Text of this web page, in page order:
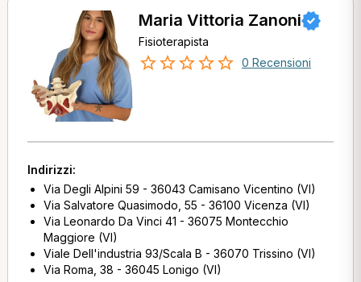
Maria Vittoria Zanoni
Fisioterapista
0 Recensioni
Indirizzi:
Via Degli Alpini 59 - 36043 Camisano Vicentino (VI)
Via Salvatore Quasimodo, 55 - 36100 Vicenza (VI)
Via Leonardo Da Vinci 41 - 36075 Montecchio
Maggiore (VI)
Viale Dell'industria 93/Scala B - 36070 Trissino (VI)
Via Roma, 38 - 36045 Lonigo (VI)